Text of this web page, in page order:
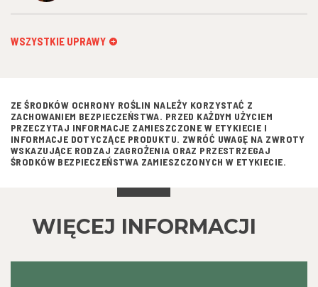
WSZYSTKIE UPRAWY
ZE ŚRODKÓW OCHRONY ROŚLIN NALEŻY KORZYSTAĆ Z
ZACHOWANIEM BEZPIECZEŃSTWA. PRZED KAŻDYM UŻYCIEM
PRZECZYTAJ INFORMACJE ZAMIESZCZONE W ETYKIECIE I
INFORMACJE DOTYCZĄCE PRODUKTU. ZWRÓĆ UWAGĘ NA ZWROTY
WSKAZUJĄCE RODZAJ ZAGROŻENIA ORAZ PRZESTRZEGAJ
ŚRODKÓW BEZPIECZEŃSTWA ZAMIESZCZONYCH W ETYKIECIE.
WIĘCEJ INFORMACJI